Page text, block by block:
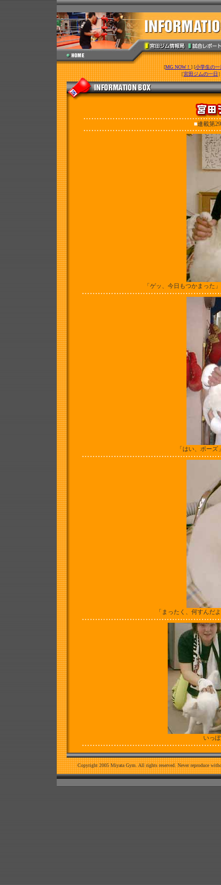
[MG NOW！] [小学生の一
［宮田ジムの一日
■連載第
「ゲッ、今日もつかまった
「はい、ポー
「まったく、何すんだ
いっ
Copyright 2005 Miyata Gym. All rights reserved. Never reproduce